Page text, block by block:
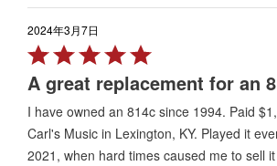
2024年3月7日
Rated
5
out
of
5
A great replacement for an
I have owned an 814c since 1994. Paid
Carl's Music in Lexington, KY. Played it
2021, when hard times caused me to sell